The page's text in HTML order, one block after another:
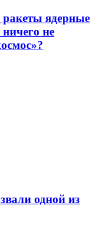
ядерные
не
одной из